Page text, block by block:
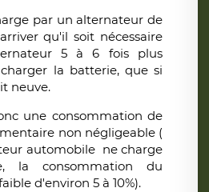
par un alternateur de
qu'il soit nécessaire
5 à 6 fois plus
la batterie, que si
neuve.
une consommation de
non négligeable (
automobile ne charge
la consommation du
d'environ 5 à 10%).